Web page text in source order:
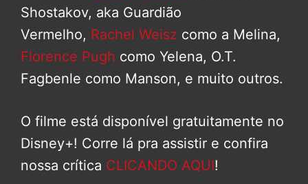
Shostakov, aka Guardião
Vermelho, Rachel Weisz como a Melina,
Florence Pugh como Yelena, O.T.
Fagbenle como Manson, e muito outros.
O filme está disponível gratuitamente no
Disney+! Corre lá pra assistir e confira
nossa crítica CLICANDO AQUI!